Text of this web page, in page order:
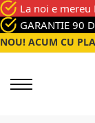
La noi e mereu
GARANTIE 90
NOU! ACUM CU